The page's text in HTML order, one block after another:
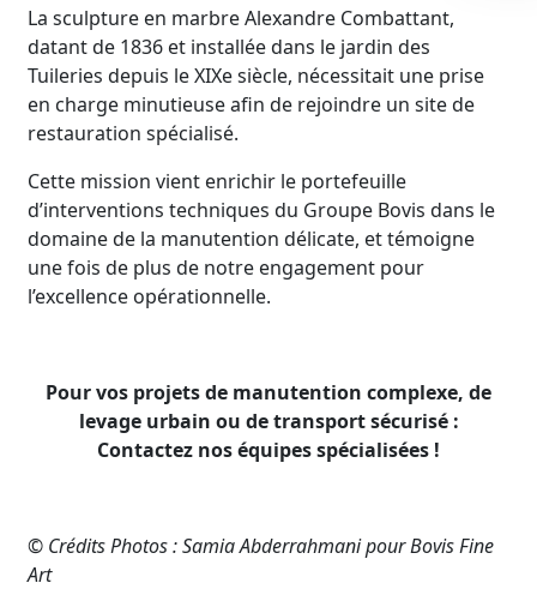
La sculpture en marbre Alexandre Combattant,
datant de 1836 et installée dans le jardin des
Tuileries depuis le XIXe siècle, nécessitait une prise
en charge minutieuse afin de rejoindre un site de
restauration spécialisé.
Cette mission vient enrichir le portefeuille
d’interventions techniques du Groupe Bovis dans le
domaine de la manutention délicate, et témoigne
une fois de plus de notre engagement pour
l’excellence opérationnelle.
Pour vos projets de manutention complexe, de
levage urbain ou de transport sécurisé :
Contactez nos équipes spécialisées !
© Crédits Photos : Samia Abderrahmani pour Bovis Fine
Art